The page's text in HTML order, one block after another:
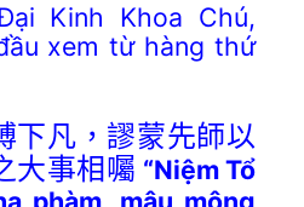
Kinh Khoa Chú,
xem từ hàng thứ
下凡，謬蒙先師以
大事相囑 “Niệm Tổ
phàm, mậu mông